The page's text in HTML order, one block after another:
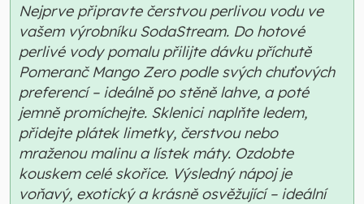
Nejprve připravte čerstvou perlivou vodu ve
vašem výrobníku SodaStream. Do hotové
perlivé vody pomalu přilijte dávku příchutě
Pomeranč Mango Zero podle svých chuťových
preferencí – ideálně po stěně lahve, a poté
jemně promíchejte. Sklenici naplňte ledem,
přidejte plátek limetky, čerstvou nebo
mraženou malinu a lístek máty. Ozdobte
kouskem celé skořice. Výsledný nápoj je
voňavý, exotický a krásně osvěžující – ideální